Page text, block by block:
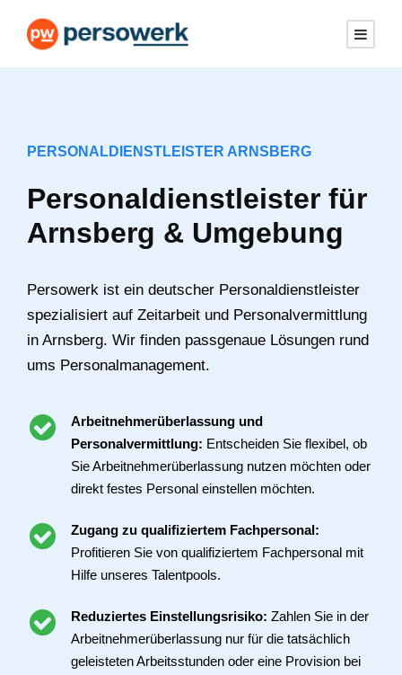
PERSONALDIENSTLEISTER ARNSBERG
Personaldienstleister für
Arnsberg & Umgebung
Persowerk ist ein deutscher Personaldienstleister
spezialisiert auf Zeitarbeit und Personalvermittlung
in Arnsberg. Wir finden passgenaue Lösungen rund
ums Personalmanagement.
Arbeitnehmerüberlassung und
Personalvermittlung: Entscheiden Sie flexibel, ob
Sie Arbeitnehmerüberlassung nutzen möchten oder
direkt festes Personal einstellen möchten.
Zugang zu qualifiziertem Fachpersonal:
Profitieren Sie von qualifiziertem Fachpersonal mit
Hilfe unseres Talentpools.
Reduziertes Einstellungsrisiko: Zahlen Sie in der
Arbeitnehmerüberlassung nur für die tatsächlich
geleisteten Arbeitsstunden oder eine Provision bei